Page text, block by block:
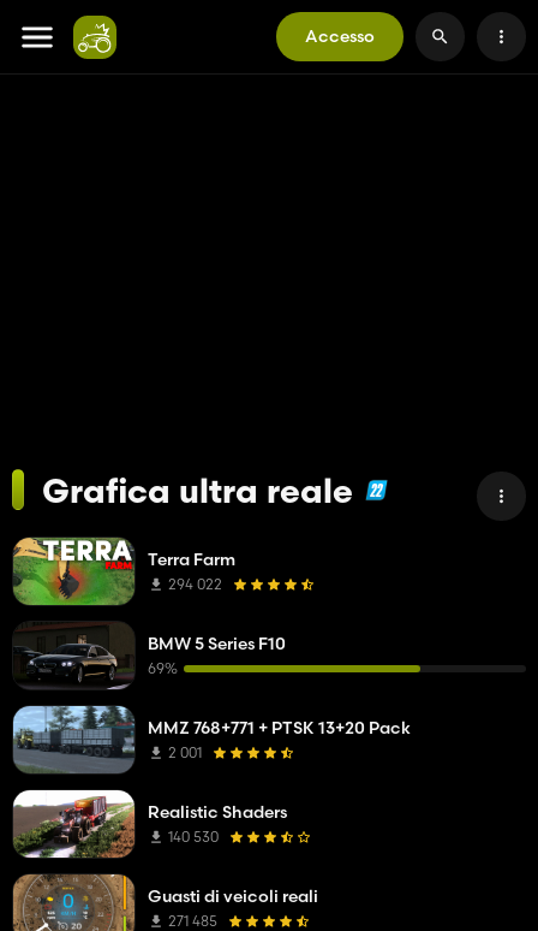
Accesso
Grafica ultra reale
Terra Farm
294 022
BMW 5 Series F10
69%
MMZ 768+771 + PTSK 13+20 Pack
2 001
Realistic Shaders
140 530
Guasti di veicoli reali
271 485